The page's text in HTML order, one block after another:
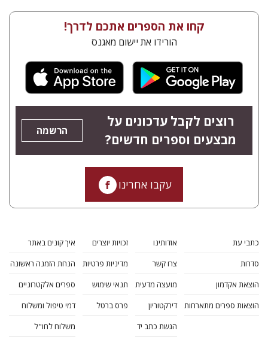
קחו את הספרים אתכם לדרך!
הורידו את יישום מאגנס
רוצים לקבל עדכונים על
מבצעים וספרים חדשים?
הרשמה
עקבו אחרינו
כתבי עת
סדרות
הוצאת אקדמון
הוצאות ספרים מתארחות
אודותינו
צרו קשר
מועצה מדעית
דירקטוריון
הגשת כתב יד
זכויות יוצרים
מדיניות פרטיות
תנאי שימוש
פרס ברטל
איך קונים באתר
הנחת הזמנה ראשונה
ספרים אלקטרוניים
דמי טיפול ומשלוח
משלוח לחו"ל